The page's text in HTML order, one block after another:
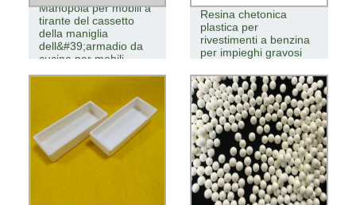
Manopola per mobili a
tirante del cassetto
della maniglia
dell&#39;armadio da
cucina per mobili
Resina chetonica
plastica per
rivestimenti a benzina
per impieghi gravosi